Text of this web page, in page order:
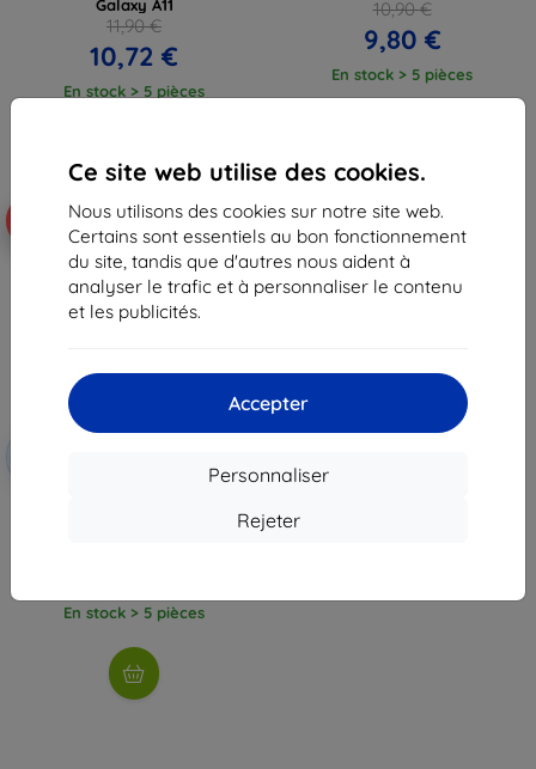
Ce site web utilise des cookies.
Nous utilisons des cookies sur notre site web.
Certains sont essentiels au bon fonctionnement
du site, tandis que d'autres nous aident à
analyser le trafic et à personnaliser le contenu
et les publicités.
Accepter
Personnaliser
Rejeter
Galaxy A11
11,90 €
10,72 €
En stock > 5 pièces
10,90 €
9,80 €
En stock > 5 pièces
Réduction
3MK Samsung Galaxy A11 Black -
En stock > 5 pièces